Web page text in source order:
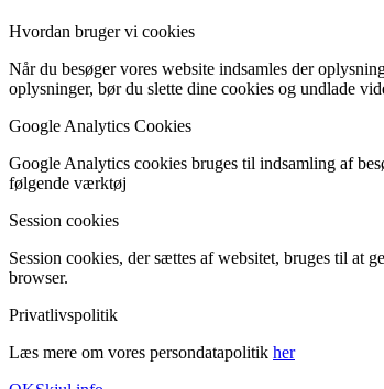
Hvordan bruger vi cookies
Når du besøger vores website indsamles der
oplysninger, bør du slette dine cookies og undlade
Google Analytics Cookies
Google Analytics cookies bruges til indsamling af
følgende værktøj
Session cookies
Session cookies, der sættes af websitet, bruges til at
browser.
Privatlivspolitik
Læs mere om vores persondatapolitik her